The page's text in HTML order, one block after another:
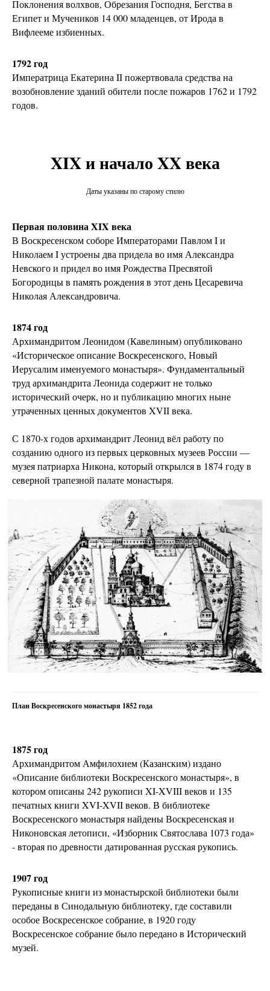
Поклонения волхвов, Обрезания Господня, Бегства в
Египет и Мучеников 14 000 младенцев, от Ирода в
Вифлееме избиенных.
1792 год
Императрица Екатерина II пожертвовала средства на
возобновление зданий обители после пожаров 1762 и 1792
годов.
XIX и начало XX века
Даты указаны по старому стилю
Первая половина XIX века
В Воскресенском соборе Императорами Павлом I и
Николаем I устроены два придела во имя Александра
Невского и придел во имя Рождества Пресвятой
Богородицы в память рождения в этот день Цесаревича
Николая Александровича.
1874 год
Архимандритом Леонидом (Кавелиным) опубликовано
«Историческое описание Воскресенского, Новый
Иерусалим именуемого монастыря». Фундаментальный
труд архимандрита Леонида содержит не только
исторический очерк, но и публикацию многих ныне
утраченных ценных документов XVII века.
С 1870-х годов архимандрит Леонид вёл работу по
созданию одного из первых церковных музеев России —
музея патриарха Никона, который открылся в 1874 году в
северной трапезной палате монастыря.
План Воскресенского монастыря 1852 года
1875 год
Архимандритом Амфилохием (Казанским) издано
«Описание библиотеки Воскресенского монастыря», в
котором описаны 242 рукописи XI-XVIII веков и 135
печатных книги XVI-XVII веков. В библиотеке
Воскресенского монастыря найдены Воскресенская и
Никоновская летописи, «Изборник Святослава 1073 года»
- вторая по древности датированная русская рукопись.
1907 год
Рукописные книги из монастырской библиотеки были
переданы в Синодальную библиотеку, где составили
особое Воскресенское собрание, в 1920 году
Воскресенское собрание было передано в Исторический
музей.